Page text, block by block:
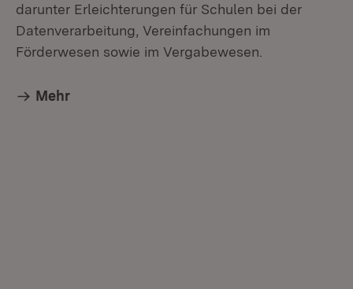
darunter Erleichterungen für Schulen bei der
Datenverarbeitung, Vereinfachungen im
Förderwesen sowie im Vergabewesen.
Mehr